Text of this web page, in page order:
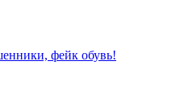
фейк обувь!